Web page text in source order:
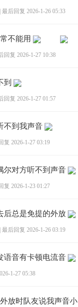
最后回复 2026-1-26 05:33
不能用
回复 2026-1-27 10:38
到
回复 2026-1-27 01:57
不到我声音
复 2026-1-27 03:19
尔对方听不到声音
复 2026-1-23 01:27
后总是免提的外放
最后回复 2026-1-26 03:19
语音有卡顿电流音
1-27 05:38
放时队友说我声音小